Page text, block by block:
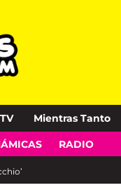
Mientras Tanto
RADIO